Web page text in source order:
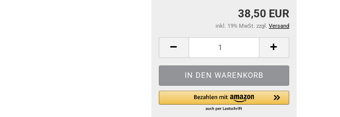
38,50 EUR
inkl. 19% MwSt. zzgl. Versand